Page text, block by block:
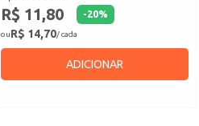
R$ 11,80 -20%
ouR$ 14,70/ cada
ADICIONAR